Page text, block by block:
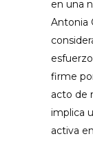
en una
Antonia
firme
acto de
implica
activa